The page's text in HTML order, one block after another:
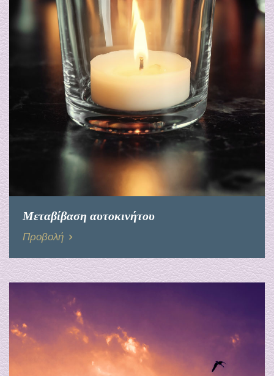
Μεταβίβαση αυτοκινήτου
Προβολή